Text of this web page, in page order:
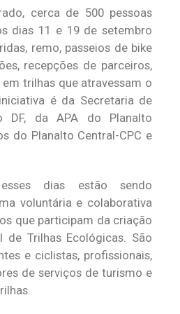
cerca de 500 pessoas
dias 11 e 19 de setembro
remo, passeios de bike
recepções de parceiros,
trilhas que atravessam o
é da Secretaria de
DF, da APA do Planalto
do Planalto Central-CPC e
dias estão sendo
voluntária e colaborativa
que participam da criação
de Trilhas Ecológicas. São
e ciclistas, profissionais,
de serviços de turismo e